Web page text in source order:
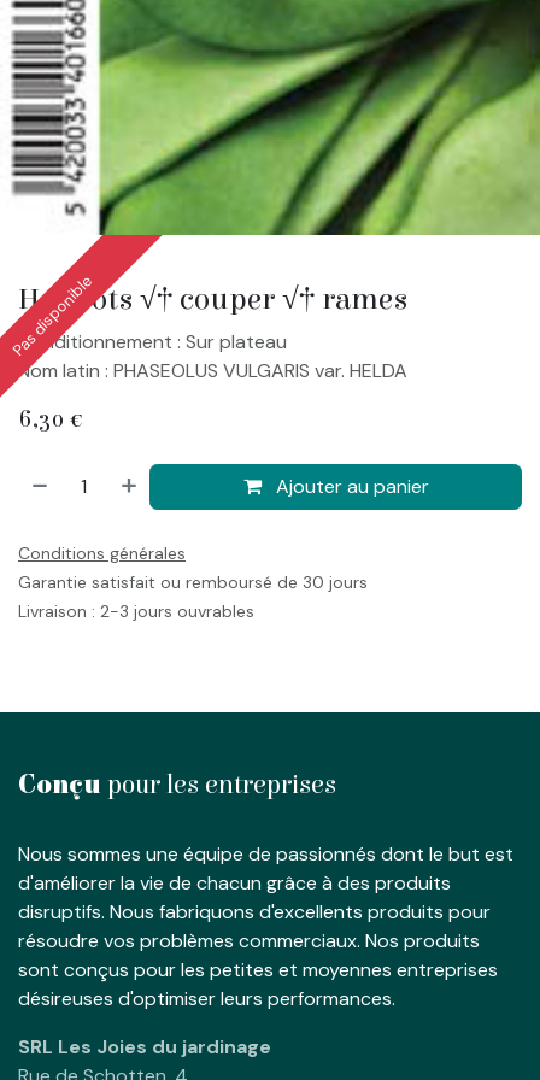
Haricots √† couper √† rames
Pas disponible
Conditionnement : Sur plateau
Nom latin : PHASEOLUS VULGARIS var. HELDA
6,30 €
Ajouter au panier
Conditions générales
Garantie satisfait ou remboursé de 30 jours
Livraison : 2-3 jours ouvrables
Conçu pour les entreprises
Nous sommes une équipe de passionnés dont le but est
d'améliorer la vie de chacun grâce à des produits
disruptifs. Nous fabriquons d'excellents produits pour
résoudre vos problèmes commerciaux. Nos produits
sont conçus pour les petites et moyennes entreprises
désireuses d'optimiser leurs performances.
SRL Les Joies du jardinage